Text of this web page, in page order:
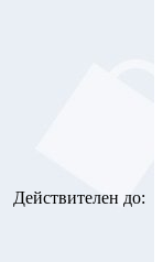
Действителен до: